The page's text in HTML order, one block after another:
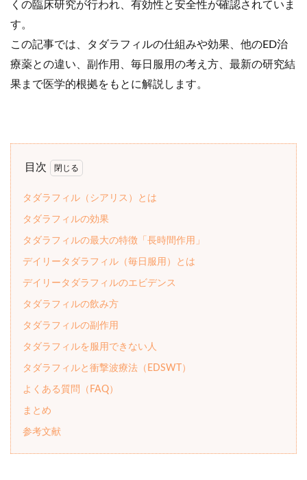
くの臨床研究が行われ、有効性と安全性が確認されていま
す。
この記事では、タダラフィルの仕組みや効果、他のED治
療薬との違い、副作用、毎日服用の考え方、最新の研究結
果まで医学的根拠をもとに解説します。
目次
タダラフィル（シアリス）とは
タダラフィルの効果
タダラフィルの最大の特徴「長時間作用」
デイリータダラフィル（毎日服用）とは
デイリータダラフィルのエビデンス
タダラフィルの飲み方
タダラフィルの副作用
タダラフィルを服用できない人
タダラフィルと衝撃波療法（EDSWT）
よくある質問（FAQ）
まとめ
参考文献